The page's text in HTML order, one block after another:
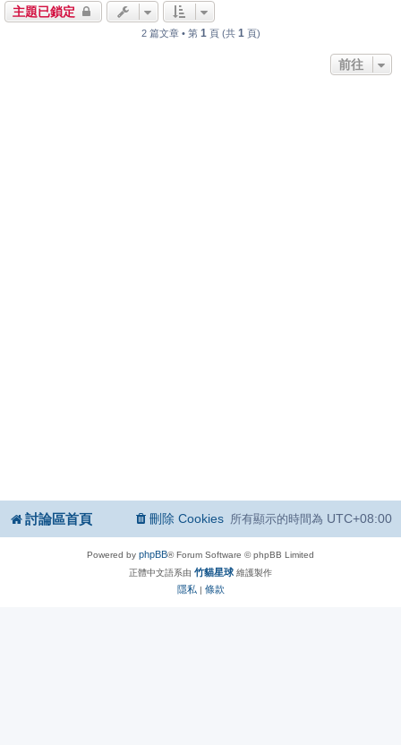
主題已鎖定
2 篇文章 • 第 1頁 (共 1頁)
前往
討論區首頁 所有顯示的時間為 UTC+08:00
刪除 Cookies
Powered by phpBB® Forum Software © phpBB Limited
正體中文語系由 竹貓星球 維護製作
隱私| 條款